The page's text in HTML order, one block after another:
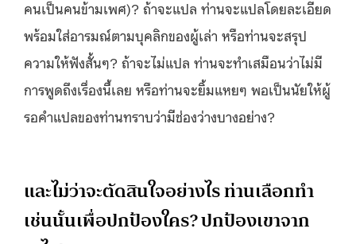
คนเป็นคนข้ามเพศ)? ถ้าจะแปล ท่านจะแปลโดยละเอียด
พร้อมใส่อารมณ์ตามบุคลิกของผู้เล่า หรือท่านจะสรุป
ความให้ฟังสั้นๆ? ถ้าจะไม่แปล ท่านจะทำเสมือนว่าไม่มี
การพูดถึงเรื่องนี้เลย หรือท่านจะยิ้มแหยๆ พอเป็นนัยให้ผู้
รอคำแปลของท่านทราบว่ามีช่องว่างบางอย่าง?
และไม่ว่าจะตัดสินใจอย่างไร ท่านเลือกทำ
เช่นนั้นเพื่อปกป้องใคร? ปกป้องเขาจาก